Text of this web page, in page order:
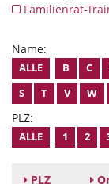
Familienrat-
Name:
ALLE B C
S
T V W
PLZ:
ALLE 1 2
PLZ